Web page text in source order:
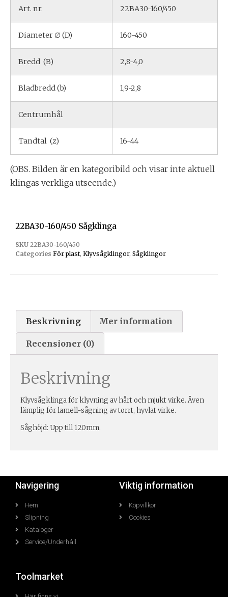
Art. nr. 22BA30-160/450
Diameter ∅ (D) 160-450
Bredd (B) 2,8-4,0
Bladbredd (b) 1,9-2,8
Centrumhål
Tandtal (z) 16-44
(OBS. Bilden är en kategoribild och visar inte aktuell
klingas verkliga utseende.)
22BA30-160/450 Sågklinga
SKU 22BA30-160/450
Categories För plast, Klyvsågklingor, Sågklingor
Beskrivning Mer information
Recensioner (0)
Beskrivning
Klyvsågklinga för klyvning av hårt och mjukt virke. Även
lämplig för lamell-sågning av torrt, hyvlat virke.
Såghöjd: Upp till 120mm.
Navigering
Hem
Slipning
Kataloger
Service/Underhåll
Viktig information
Köpvillkor
Cookies
Toolmarket